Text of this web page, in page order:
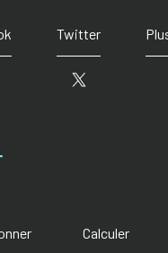
Twitter
Calculer